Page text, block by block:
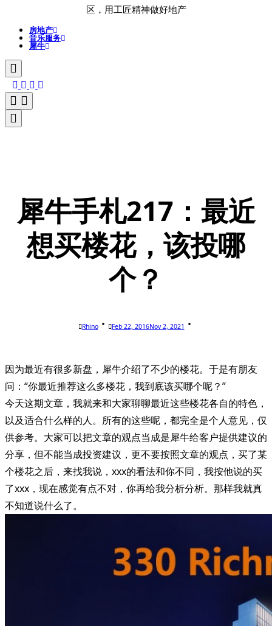
区，用工匠精神做好地产
房地产
音乐服务
犀牛
犀牛手札217：最近
想买楼花，该投哪
个？
Rhino Feb 22, 2016Nov 2, 2021
因为最近有很多新盘，犀牛介绍了不少的楼花。于是有朋友
问：“你最近推荐这么多楼花，我到底该买哪个呢？”
今天这期文章，我就来和大家聊聊最近这些楼花各自的特色，
以及适合什么样的人。所有的这些呢，都完全是个人意见，仅
供参考。大家可以把文章的观点当成是犀牛给客户提供建议的
分享，但不能当成投资建议，更不要按照文章的观点，买了某
个楼花之后，来找我说，xxx的看法和你不同，我按他说的买
了xxx，现在感觉有点不对，你再给我分析分析。那样我就真
不知道说什么了。